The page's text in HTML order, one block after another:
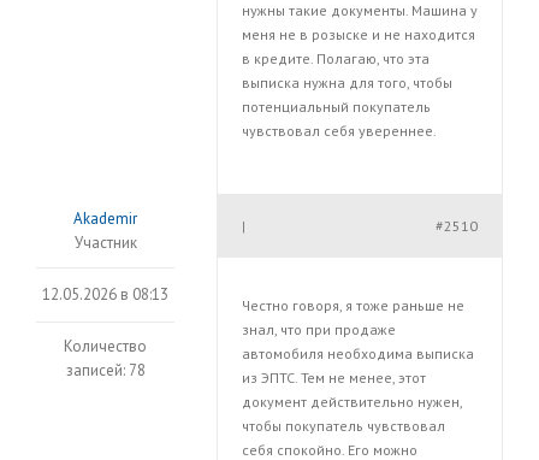
нужны такие документы. Машина у
меня не в розыске и не находится
в кредите. Полагаю, что эта
выписка нужна для того, чтобы
потенциальный покупатель
чувствовал себя увереннее.
Akademir
Участник
12.05.2026 в 08:13
Количество
записей: 78
#2510
|
Честно говоря, я тоже раньше не
знал, что при продаже
автомобиля необходима выписка
из ЭПТС. Тем не менее, этот
документ действительно нужен,
чтобы покупатель чувствовал
себя спокойно. Его можно